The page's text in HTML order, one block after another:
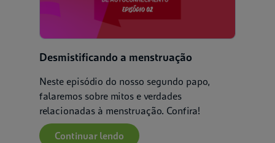
Desmistificando a menstruação
Neste episódio do nosso segundo papo,
falaremos sobre mitos e verdades
relacionadas à menstruação. Confira!
Continuar lendo